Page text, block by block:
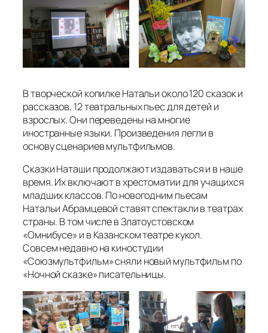
В творческой копилке Натальи около 120 сказок и
рассказов, 12 театральных пьес для детей и
взрослых. Они переведены на многие
иностранные языки. Произведения легли в
основу сценариев мультфильмов.
Сказки Наташи продолжают издаваться и в наше
время. Их включают в хрестоматии для учащихся
младших классов. По новогодним пьесам
Натальи Абрамцевой ставят спектакли в театрах
страны. В том числе в Златоустовском
«Омнибусе» и в Казанском театре кукол.
Совсем недавно на киностудии
«Союзмультфильм» сняли новый мультфильм по
«Ночной сказке» писательницы.